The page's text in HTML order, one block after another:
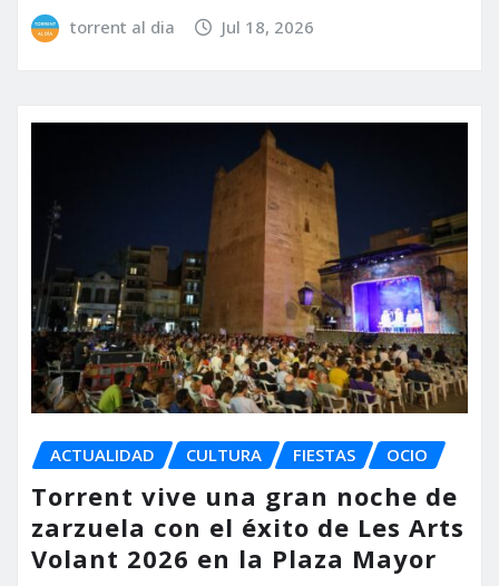
torrent al dia Jul 18, 2026
ACTUALIDAD CULTURA FIESTAS OCIO
Torrent vive una gran noche de
zarzuela con el éxito de Les Arts
Volant 2026 en la Plaza Mayor